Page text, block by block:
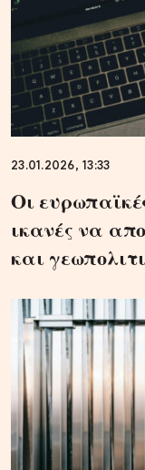
23.01.2026, 13:33
Οι
ικανές να
και